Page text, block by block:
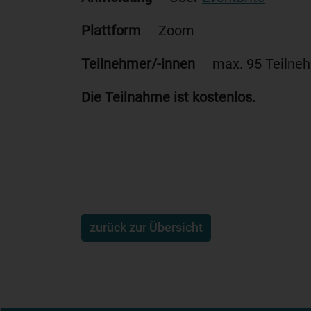
Plattform Zoom
Teilnehmer/-innen max. 95
Die Teilnahme ist kostenlos.
zurück zur Übersicht